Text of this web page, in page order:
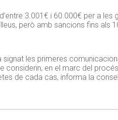
3.001€ i 60.000€ per a les
però amb sancions fins als
signat les primeres
en el marc del
de cada cas, informa la